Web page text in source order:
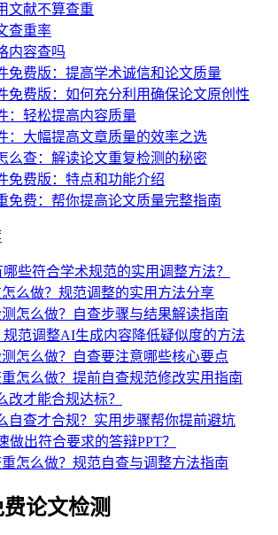
文献不算查重
查重率
内容查吗
免费版：提高学术诚信和论文质量
免费版：如何充分利用确保论文原创性
：轻松提高内容质量
：大幅提高文章质量的效率之选
么查：解读论文重复检测的秘密
免费版：特点和功能介绍
免费：帮你提高论文质量完整指南
哪些符合学术规范的实用调整方法？
么做？规范调整的实用方法分享
怎么做？自查步骤与结果解读指南
规范调整AI生成内容降低疑似度的方法
怎么做？自查要注意哪些核心要点
怎么做？提前自查规范修改实用指南
改才能合规达标？
自查才合规？实用步骤帮你提前避坑
做出符合要求的答辩PPT？
怎么做？规范自查与调整方法指南
费论文检测